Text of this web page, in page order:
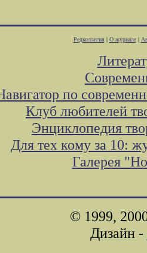
Редколлегия| О журнале|
по
Клуб любителей
Энциклопедия
Для тех кому за 10:
Галерея
© 1999,
Дизайн -